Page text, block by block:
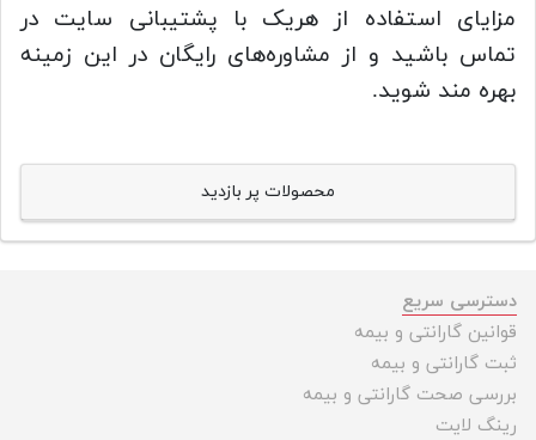
مزایای استفاده از هریک با پشتیبانی سایت در
تماس باشید و از مشاوره‌های رایگان در این زمینه
بهره مند شوید.
محصولات پر بازدید
دسترسی سریع
قوانین گارانتی و بیمه
ثبت گارانتی و بیمه
بررسی صحت گارانتی و بیمه
رینگ لایت